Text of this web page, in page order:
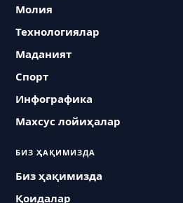
Молия
Технологиялар
Маданият
Спорт
Инфографика
Махсус лойиҳалар
БИЗ ҲАҚИМИЗДА
Биз ҳақимизда
Қоидалар